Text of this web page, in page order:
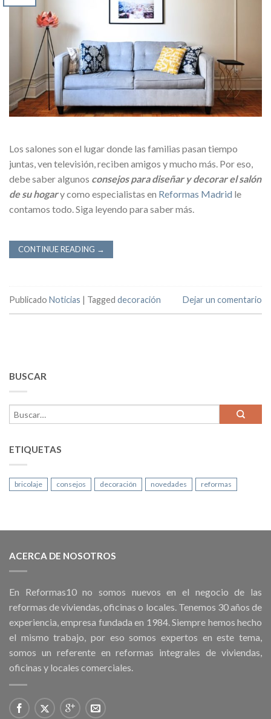
Los salones son el lugar donde las familias pasan tiempo
juntas, ven televisión, reciben amigos y mucho más. Por eso,
debe saber algunos consejos para diseñar y decorar el salón
de su hogary como especialistas en Reformas Madrid le
contamos todo. Siga leyendo para saber más.
CONTINUE READING →
Publicado Noticias | Tagged decoración Dejar un comentario
BUSCAR
ETIQUETAS
bricolaje consejos decoración novedades reformas
ACERCA DE NOSOTROS
En Reformas10 no somos nuevos en el negocio de las
reformas de viviendas, oficinas o locales. Tenemos 30 años de
experiencia, empresa fundada en 1984. Siempre hemos hecho
el mismo trabajo, por eso somos expertos en este tema,
somos un referente en reformas integrales de viviendas,
oficinas y locales comerciales.